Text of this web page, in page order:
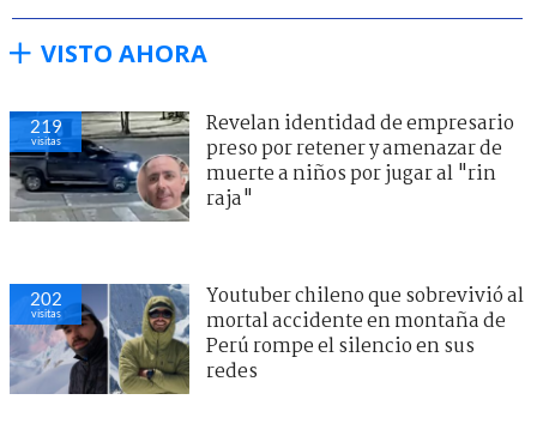
VISTO AHORA
219
visitas
Revelan identidad de empresario
preso por retener y amenazar de
muerte a niños por jugar al "rin
raja"
202
visitas
Youtuber chileno que sobrevivió al
mortal accidente en montaña de
Perú rompe el silencio en sus
redes